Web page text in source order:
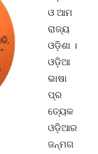
ଓ ଆମ
ରାଜ୍ୟ
ଓଡ଼ିଶା ।
ଓଡ଼ିଆ
ଭାଷା
ପ୍ର
ତ୍ୟେକ
ଓଡ଼ିଆର
ଜନ୍ମଗ